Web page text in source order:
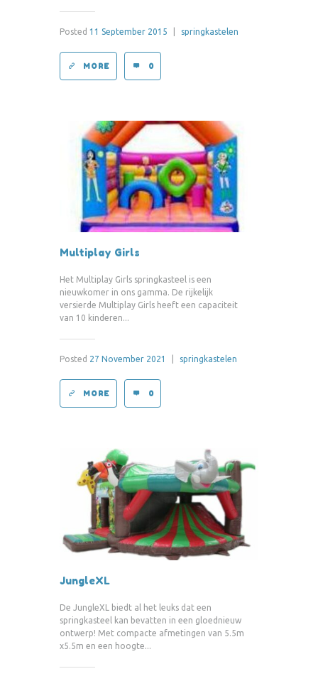
Posted 11 September 2015 springkastelen
MORE 0
Multiplay Girls
Het Multiplay Girls springkasteel is een
nieuwkomer in ons gamma. De rijkelijk
versierde Multiplay Girls heeft een capaciteit
van 10 kinderen...
Posted 27 November 2021 springkastelen
MORE 0
JungleXL
De JungleXL biedt al het leuks dat een
springkasteel kan bevatten in een gloednieuw
ontwerp! Met compacte afmetingen van 5.5m
x5.5m en een hoogte...